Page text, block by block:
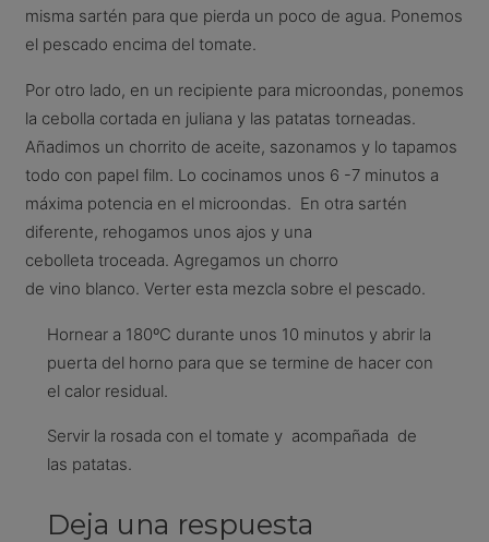
misma sartén para que pierda un poco de agua. Ponemos
el pescado encima del tomate.
Por otro lado, en un recipiente para microondas, ponemos
la cebolla cortada en juliana y las patatas torneadas.
Añadimos un chorrito de aceite, sazonamos y lo tapamos
todo con papel film. Lo cocinamos unos 6 -7 minutos a
máxima potencia en el microondas. En otra sartén
diferente, rehogamos unos ajos y una
cebolleta troceada. Agregamos un chorro
de vino blanco. Verter esta mezcla sobre el pescado.
Hornear a 180ºC durante unos 10 minutos y abrir la
puerta del horno para que se termine de hacer con
el calor residual.
Servir la rosada con el tomate y acompañada de
las patatas.
Deja una respuesta